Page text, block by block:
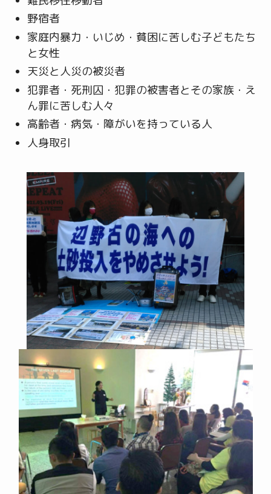
野宿者
家庭内暴力・いじめ・貧困に苦しむ子どもたち
と女性
天災と人災の被災者
犯罪者・死刑囚・犯罪の被害者とその家族・え
ん罪に苦しむ人々
高齢者・病気・障がいを持っている人
人身取引